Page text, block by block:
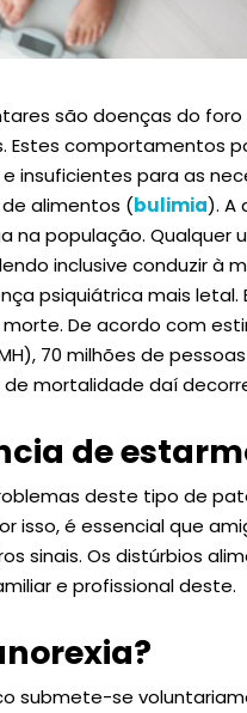
são doenças do
Estes comportamentos
insuficientes para as
alimentos (bulimia). A
na população.
inclusive conduzir à
psiquiátrica mais letal.
De acordo com
70 milhões de
mortalidade daí
de
deste tipo de
isso, é essencial que
sinais. Os distúrbios
e profissional deste.
submete-se